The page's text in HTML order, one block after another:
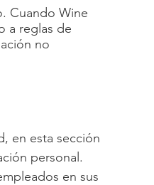
Cuando Wine
a reglas de
no
en esta sección
personal.
en sus